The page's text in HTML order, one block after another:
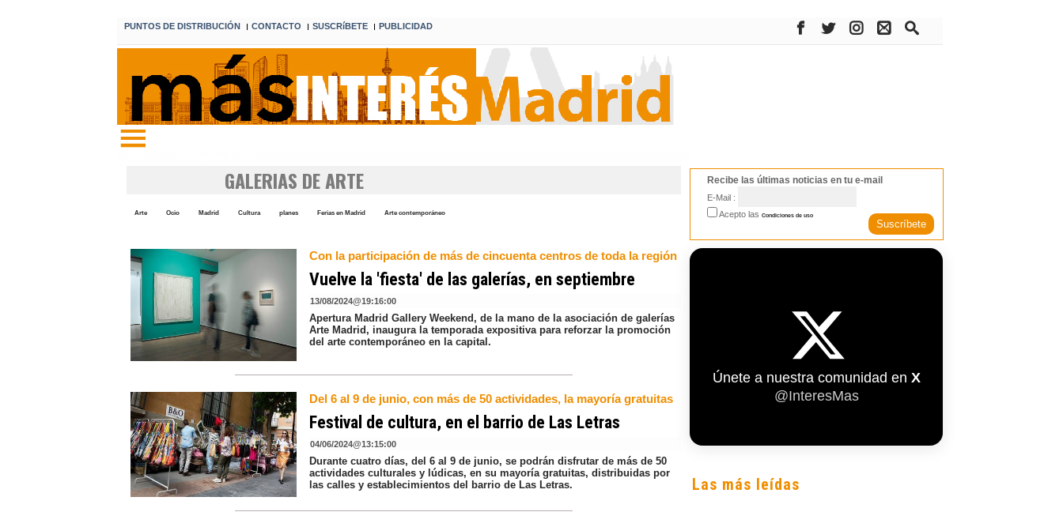
PUNTOS DE DISTRIBUCIÓN I CONTACTO I SUSCRíBETE I PUBLICIDAD
GALERIAS DE ARTE
Arte Ocio Madrid Cultura planes Ferias en Madrid Arte contemporáneo
Con la participación de más de cincuenta centros de toda la región
Vuelve la 'fiesta' de las galerías, en septiembre
13/08/2024@19:16:00
Apertura Madrid Gallery Weekend, de la mano de la asociación de galerías
Arte Madrid, inaugura la temporada expositiva para reforzar la promoción
del arte contemporáneo en la capital.
Del 6 al 9 de junio, con más de 50 actividades, la mayoría gratuitas
Festival de cultura, en el barrio de Las Letras
04/06/2024@13:15:00
Durante cuatro días, del 6 al 9 de junio, se podrán disfrutar de más de 50
actividades culturales y lúdicas, en su mayoría gratuitas, distribuidas por
las calles y establecimientos del barrio de Las Letras.
Recibe las últimas noticias en tu e-mail
E-Mail :
Acepto las Condiciones de uso
Únete a nuestra comunidad en X
@InteresMas
Las más leídas